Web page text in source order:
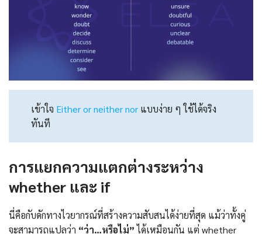
เข้าใจ Either or neither nor แบบง่าย ๆ ใช้ได้จริง
ทันที
การแยกความแตกต่างระหว่าง
whether และ if
นี่คือกับดักทางไวยากรณ์ที่สร้างความสับสนได้ง่ายที่สุด แม้ว่าทั้งคู่
จะสามารถแปลว่า “ว่า…หรือไม่”ได้เหมือนกัน แต่ whether